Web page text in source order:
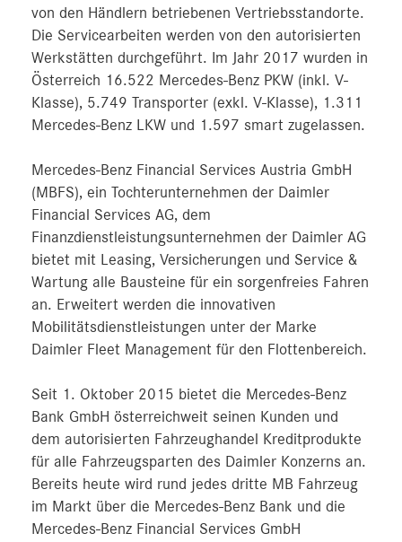
von den Händlern betriebenen Vertriebsstandorte.
Die Servicearbeiten werden von den autorisierten
Werkstätten durchgeführt. Im Jahr 2017 wurden in
Österreich 16.522 Mercedes-Benz PKW (inkl. V-
Klasse), 5.749 Transporter (exkl. V-Klasse), 1.311
Mercedes-Benz LKW und 1.597 smart zugelassen.
Mercedes-Benz Financial Services Austria GmbH
(MBFS), ein Tochterunternehmen der Daimler
Financial Services AG, dem
Finanzdienstleistungsunternehmen der Daimler AG
bietet mit Leasing, Versicherungen und Service &
Wartung alle Bausteine für ein sorgenfreies Fahren
an. Erweitert werden die innovativen
Mobilitätsdienstleistungen unter der Marke
Daimler Fleet Management für den Flottenbereich.
Seit 1. Oktober 2015 bietet die Mercedes-Benz
Bank GmbH österreichweit seinen Kunden und
dem autorisierten Fahrzeughandel Kreditprodukte
für alle Fahrzeugsparten des Daimler Konzerns an.
Bereits heute wird rund jedes dritte MB Fahrzeug
im Markt über die Mercedes-Benz Bank und die
Mercedes-Benz Financial Services GmbH